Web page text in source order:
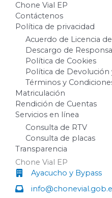
Chone Vial EP
Contáctenos
Política de privacidad
Acuerdo de Licencia
Descargo de
Política de Cookies
Política de
Términos y
Matriculación
Rendición de Cuentas
Servicios en línea
Consulta de RTV
Consulta de placas
Transparencia
Chone Vial EP
Ayacucho y Bypass